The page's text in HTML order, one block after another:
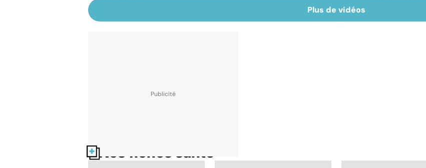
Plus de vidéos
Nos fiches santé